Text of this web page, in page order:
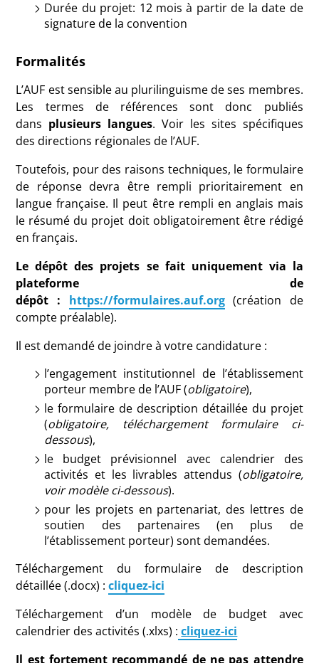
Durée du projet: 12 mois à partir de la date de
signature de la convention
Formalités
L’AUF est sensible au plurilinguisme de ses membres.
Les termes de références sont donc publiés
dans plusieurs langues. Voir les sites spécifiques
des directions régionales de l’AUF.
Toutefois, pour des raisons techniques, le formulaire
de réponse devra être rempli prioritairement en
langue française. Il peut être rempli en anglais mais
le résumé du projet doit obligatoirement être rédigé
en français.
Le dépôt des projets se fait uniquement via la
plateforme de
dépôt :
https://formulaires.auf.org (création de
compte préalable).
Il est demandé de joindre à votre candidature :
l’engagement institutionnel de l’établissement
porteur membre de l’AUF (obligatoire),
le formulaire de description détaillée du projet
(obligatoire, téléchargement formulaire ci-
dessous),
le budget prévisionnel avec calendrier des
activités et les livrables attendus (obligatoire,
voir modèle ci-dessous).
pour les projets en partenariat, des lettres de
soutien des partenaires (en plus de
l’établissement porteur) sont demandées.
Téléchargement du formulaire de description
détaillée (.docx) : cliquez-ici
Téléchargement d’un modèle de budget avec
calendrier des activités (.xlxs) : cliquez-ici
Il est fortement recommandé de ne pas attendre